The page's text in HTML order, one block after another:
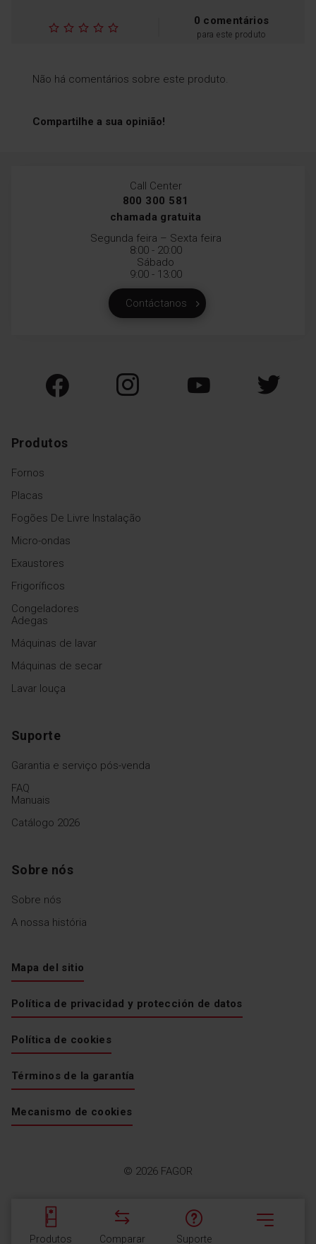
Produtos Comparar Suporte
0 comentários
para este produto
Não há comentários sobre este produto.
Compartilhe a sua opinião!
Call Center
800 300 581
chamada gratuita
Segunda feira – Sexta feira
8:00 - 20:00
Sábado
9:00 - 13:00
Contáctanos
Produtos
Fornos
Placas
Fogões De Livre Instalação
Micro-ondas
Exaustores
Frigoríficos
Congeladores
Adegas
Máquinas de lavar
Máquinas de secar
Lavar louça
Suporte
Garantia e serviço pós-venda
FAQ
Manuais
Catálogo 2026
Sobre nós
Sobre nós
A nossa história
© 2026 FAGOR
Mapa del sitio
Política de privacidad y protección de datos
Política de cookies
Términos de la garantía
Mecanismo de cookies